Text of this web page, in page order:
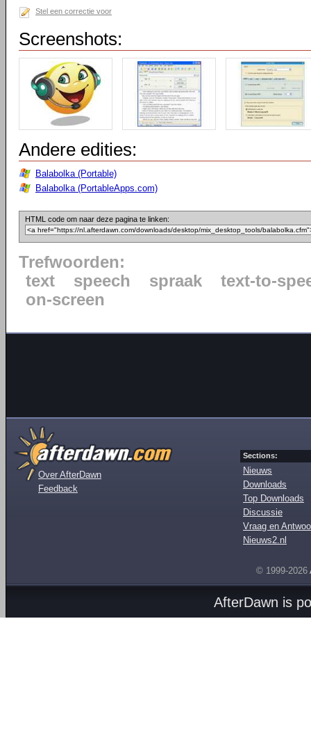
Stel een correctie voor
Screenshots:
Andere edities:
Balabolka (Portable)
Balabolka (PortableApps.com)
HTML code om naar deze pagina te linken:
Trefwoorden:
text
speech spraak
text-to-
on-screen
Over AfterDawn
Feedback
Sections:
Nieuws
Downloads
Top Downloads
Discussie
Vraag en
Nieuws2.nl
© 1999-2026
AfterDawn is